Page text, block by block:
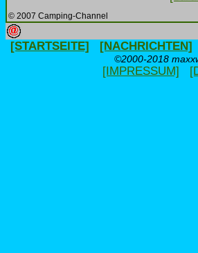
© 2007 Camping-Channel
[STARTSEITE] [NACHRICHTEN]
©2000-2018
[IMPRESSUM]